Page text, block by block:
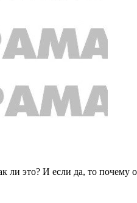
ли это? И если да, то почему